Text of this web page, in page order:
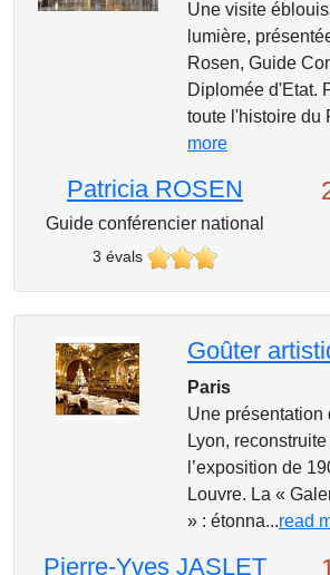
Une visite
lumière,
Rosen, Guide
Diplomée d'Etat.
toute l'histoire du
more
Patricia ROSEN
Guide conférencier national
3 évals
Paris
Une présentation
Lyon,
l’exposition de
Louvre. La «
» : étonna...read
Pierre-Yves JASLET